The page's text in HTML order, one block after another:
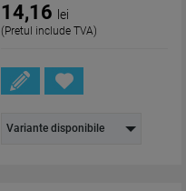
14,16 lei
(Pretul include TVA)
Variante disponibile